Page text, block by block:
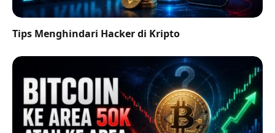
Tips Menghindari Hacker di Kripto